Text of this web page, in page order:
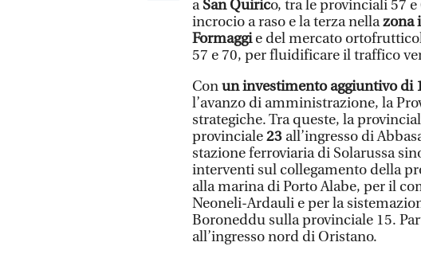
aSan Quirico, tra le provinciali 57
incrocio a raso e la terza nellazona
Formaggie del mercato
57 e 70, per fluidificare il traffico
Conun investimento aggiuntivo di
l’avanzo di amministrazione, la
strategiche. Tra queste, la
provinciale23 all’ingresso di
stazione ferroviaria di Solarussa
interventi sul collegamento della
alla marina di Porto Alabe, per il
Neoneli-Ardauli e per la
Boroneddu sulla provinciale 15.
all’ingresso nord di Oristano.